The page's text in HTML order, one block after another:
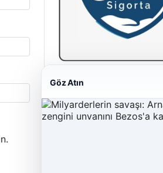
Cengiz Sigorta
Göz Atın